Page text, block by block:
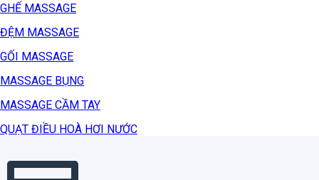
GHẾ MASSAGE
ĐỆM MASSAGE
GỐI MASSAGE
MASSAGE BỤNG
MASSAGE CẦM TAY
QUẠT ĐIỀU HOÀ HƠI NƯỚC